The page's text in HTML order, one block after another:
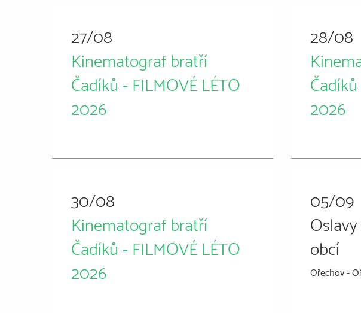
27/08
Kinematograf bratří
Čadíků - FILMOVÉ LÉTO
2026
28/08
2026
30/08
Kinematograf bratří
Čadíků - FILMOVÉ LÉTO
2026
05/09
obcí
Ořechov -